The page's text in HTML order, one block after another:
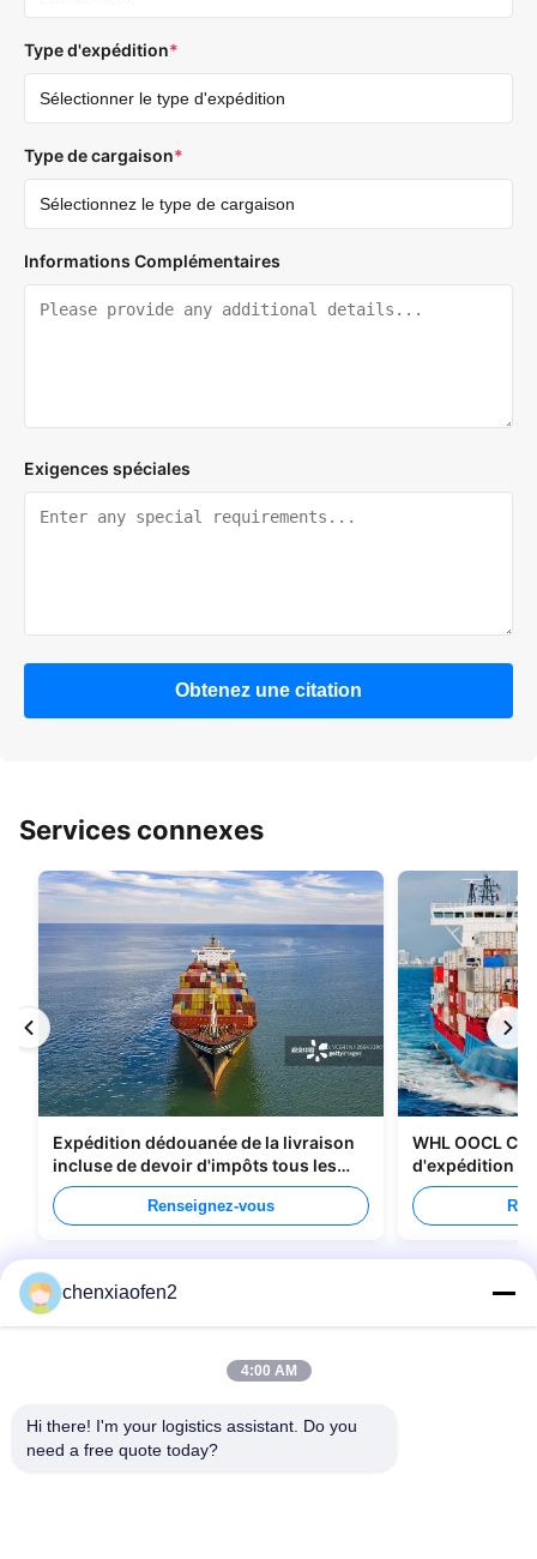
Type d'expédition*
Type de cargaison*
Informations Complémentaires
Exigences spéciales
Obtenez une citation
Services connexes
Expédition dédouanée de la livraison
incluse de devoir d'impôts tous les
types d'emballage
Renseignez-vous
WHL OOCL
d'expédition
Chine au
chenxiaofen2
4:00 AM
Hi there! I'm your logistics assistant. Do you
need a free quote today?